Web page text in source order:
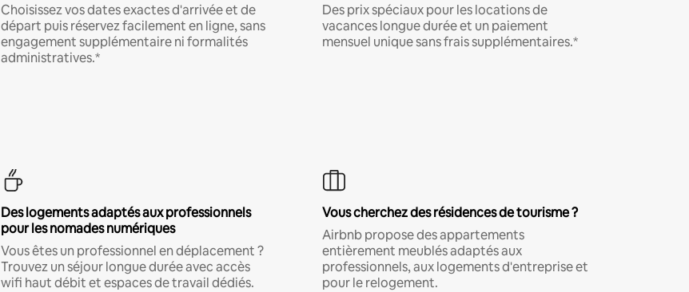
Choisissez vos dates exactes d'arrivée et de
départ puis réservez facilement en ligne, sans
engagement supplémentaire ni formalités
administratives.*
Des prix spéciaux pour les locations de
vacances longue durée et un paiement
mensuel unique sans frais supplémentaires.*
Des logements adaptés aux professionnels
pour les nomades numériques
Vous êtes un professionnel en déplacement ?
Trouvez un séjour longue durée avec accès
wifi haut débit et espaces de travail dédiés.
Vous cherchez des résidences de tourisme ?
Airbnb propose des appartements
entièrement meublés adaptés aux
professionnels, aux logements d'entreprise et
pour le relogement.